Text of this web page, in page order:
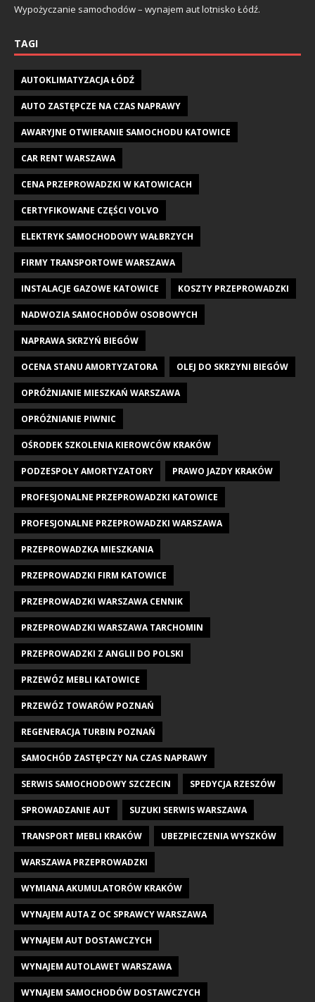
Wypożyczanie samochodów – wynajem aut lotnisko Łódź.
TAGI
AUTOKLIMATYZACJA ŁÓDŹ
AUTO ZASTĘPCZE NA CZAS NAPRAWY
AWARYJNE OTWIERANIE SAMOCHODU KATOWICE
CAR RENT WARSZAWA
CENA PRZEPROWADZKI W KATOWICACH
CERTYFIKOWANE CZĘŚCI VOLVO
ELEKTRYK SAMOCHODOWY WAŁBRZYCH
FIRMY TRANSPORTOWE WARSZAWA
INSTALACJE GAZOWE KATOWICE KOSZTY PRZEPROWADZKI
NADWOZIA SAMOCHODÓW OSOBOWYCH
NAPRAWA SKRZYŃ BIEGÓW
OCENA STANU AMORTYZATORA OLEJ DO SKRZYNI BIEGÓW
OPRÓŻNIANIE MIESZKAŃ WARSZAWA
OPRÓŻNIANIE PIWNIC
OŚRODEK SZKOLENIA KIEROWCÓW KRAKÓW
PODZESPOŁY AMORTYZATORY PRAWO JAZDY KRAKÓW
PROFESJONALNE PRZEPROWADZKI KATOWICE
PROFESJONALNE PRZEPROWADZKI WARSZAWA
PRZEPROWADZKA MIESZKANIA
PRZEPROWADZKI FIRM KATOWICE
PRZEPROWADZKI WARSZAWA CENNIK
PRZEPROWADZKI WARSZAWA TARCHOMIN
PRZEPROWADZKI Z ANGLII DO POLSKI
PRZEWÓZ MEBLI KATOWICE
PRZEWÓZ TOWARÓW POZNAŃ
REGENERACJA TURBIN POZNAŃ
SAMOCHÓD ZASTĘPCZY NA CZAS NAPRAWY
SERWIS SAMOCHODOWY SZCZECIN SPEDYCJA RZESZÓW
SPROWADZANIE AUT SUZUKI SERWIS WARSZAWA
TRANSPORT MEBLI KRAKÓW UBEZPIECZENIA WYSZKÓW
WARSZAWA PRZEPROWADZKI
WYMIANA AKUMULATORÓW KRAKÓW
WYNAJEM AUTA Z OC SPRAWCY WARSZAWA
WYNAJEM AUT DOSTAWCZYCH
WYNAJEM AUTOLAWET WARSZAWA
WYNAJEM SAMOCHODÓW DOSTAWCZYCH